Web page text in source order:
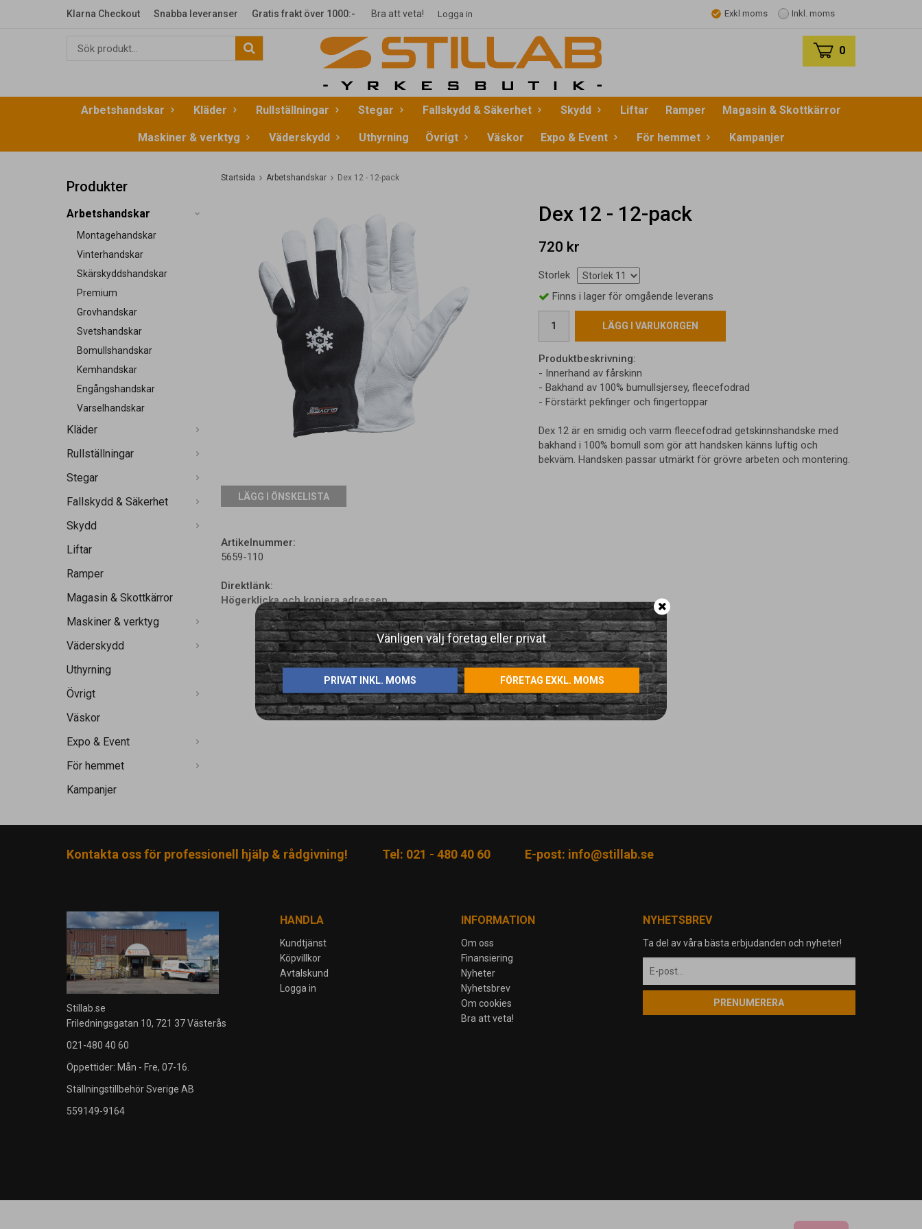
Klarna Checkout Snabba leveranser Gratis frakt över 1000:- Bra att veta! Logga in Exkl moms Inkl. moms
0
Arbetshandskar Kläder Rullställningar Stegar Fallskydd & Säkerhet Skydd Liftar Ramper Magasin & Skottkärror
Maskiner & verktyg Väderskydd Uthyrning Övrigt Väskor Expo & Event För hemmet Kampanjer
Produkter
Arbetshandskar
Montagehandskar
Vinterhandskar
Skärskyddshandskar
Premium
Grovhandskar
Svetshandskar
Bomullshandskar
Kemhandskar
Engångshandskar
Varselhandskar
Kläder
Rullställningar
Stegar
Fallskydd & Säkerhet
Skydd
Liftar
Ramper
Magasin & Skottkärror
Maskiner & verktyg
Väderskydd
Uthyrning
Övrigt
Väskor
Expo & Event
För hemmet
Kampanjer
Startsida Arbetshandskar Dex 12 - 12-pack
Vänligen välj företag eller privat
PRIVAT INKL. MOMS FÖRETAG EXKL. MOMS
Dex 12 - 12-pack
720 kr
Storlek
Finns i lager för omgående leverans
LÄGG I VARUKORGEN
Produktbeskrivning:
- Innerhand av fårskinn
- Bakhand av 100% bumullsjersey, fleecefodrad
- Förstärkt pekfinger och fingertoppar
Dex 12 är en smidig och varm fleecefodrad getskinnshandske med
bakhand i 100% bomull som gör att handsken känns luftig och
bekväm. Handsken passar utmärkt för grövre arbeten och montering.
LÄGG I ÖNSKELISTA
Artikelnummer:
5659-110
Direktlänk:
Högerklicka och kopiera adressen
Kontakta oss för professionell hjälp & rådgivning! Tel: 021 - 480 40 60 E-post: info@stillab.se
Stillab.se
Friledningsgatan 10, 721 37 Västerås
021-480 40 60
Öppettider: Mån - Fre, 07-16.
Ställningstillbehör Sverige AB
559149-9164
HANDLA
Kundtjänst
Köpvillkor
Avtalskund
Logga in
INFORMATION
Om oss
Finansiering
Nyheter
Nyhetsbrev
Om cookies
Bra att veta!
NYHETSBREV
Ta del av våra bästa erbjudanden och nyheter!
PRENUMERERA